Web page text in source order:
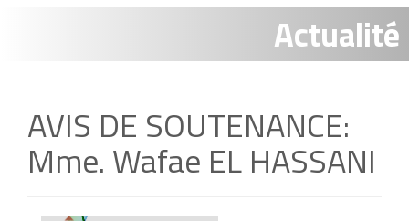
Actualité
AVIS DE SOUTENANCE:
Mme. Wafae EL HASSANI